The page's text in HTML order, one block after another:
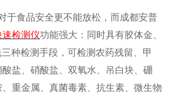
食品安全更不能放松，而成都安普
检测仪功能强大：同时具有胶体金、
种检测手段，可检测农药残留、甲
盐、硝酸盐、双氧水、吊白块、硼
重金属、真菌毒素、抗生素、微生物